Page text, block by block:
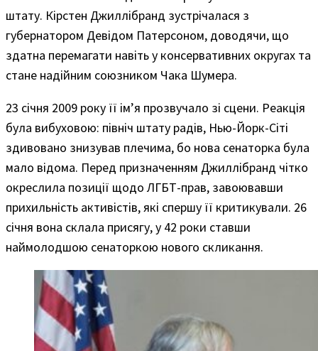
штату. Кірстен Джиллібранд зустрічалася з
губернатором Девідом Патерсоном, доводячи, що
здатна перемагати навіть у консервативних округах та
стане надійним союзником Чака Шумера.
23 січня 2009 року її ім’я прозвучало зі сцени. Реакція
була вибуховою: північ штату радів, Нью-Йорк-Сіті
здивовано знизував плечима, бо нова сенаторка була
мало відома. Перед призначенням Джиллібранд чітко
окреслила позиції щодо ЛГБТ-прав, завоювавши
прихильність активістів, які спершу її критикували. 26
січня вона склала присягу, у 42 роки ставши
наймолодшою сенаторкою нового скликання.